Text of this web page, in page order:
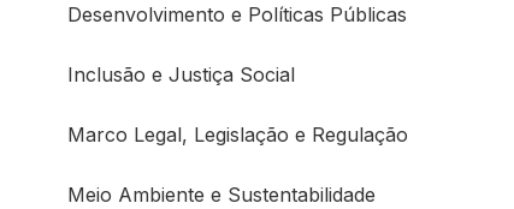
Desenvolvimento e Políticas Públicas
Inclusão e Justiça Social
Marco Legal, Legislação e Regulação
Meio Ambiente e Sustentabilidade